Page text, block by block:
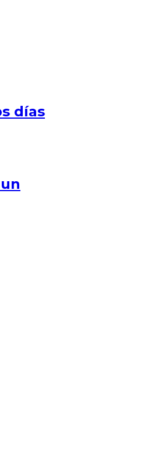
días